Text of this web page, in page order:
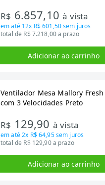
R$ 6.857,10à vista
em até 12x R$ 601,50sem juros
total de R$ 7.218,00 a prazo
Adicionar ao carrinho
Ventilador Mesa Mallory Fresh
com 3 Velocidades Preto
R$ 129,90 à vista
em até2x R$ 64,95sem juros
total de R$ 129,90 a prazo
Adicionar ao carrinho